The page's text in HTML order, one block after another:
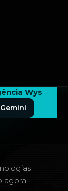
Wys
Gemini
agora.